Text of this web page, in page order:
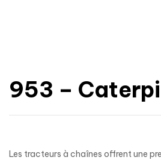
953 –
Les tracteurs à chaînes offrent une